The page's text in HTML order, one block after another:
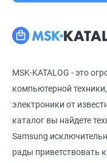
MSK-KATALOG - это
компьютерной
электроники от
каталог вы найдете
Samsung
рады приветствовать